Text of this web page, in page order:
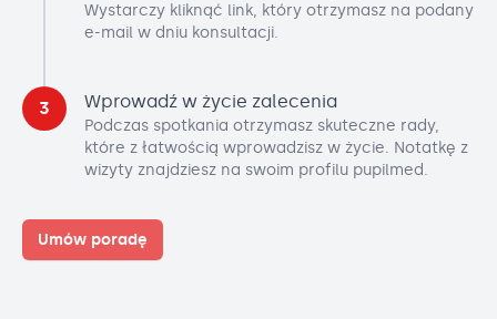
Wystarczy kliknąć link, który otrzymasz na podany
e-mail w dniu konsultacji.
3 Wprowadź w życie zalecenia
Podczas spotkania otrzymasz skuteczne rady,
które z łatwością wprowadzisz w życie. Notatkę z
wizyty znajdziesz na swoim profilu pupilmed.
Umów poradę